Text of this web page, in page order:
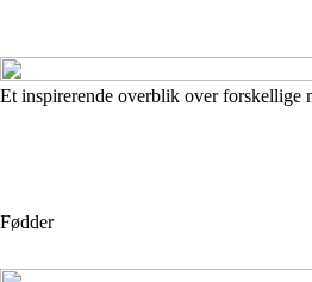
Et inspirerende overblik over
Fødder